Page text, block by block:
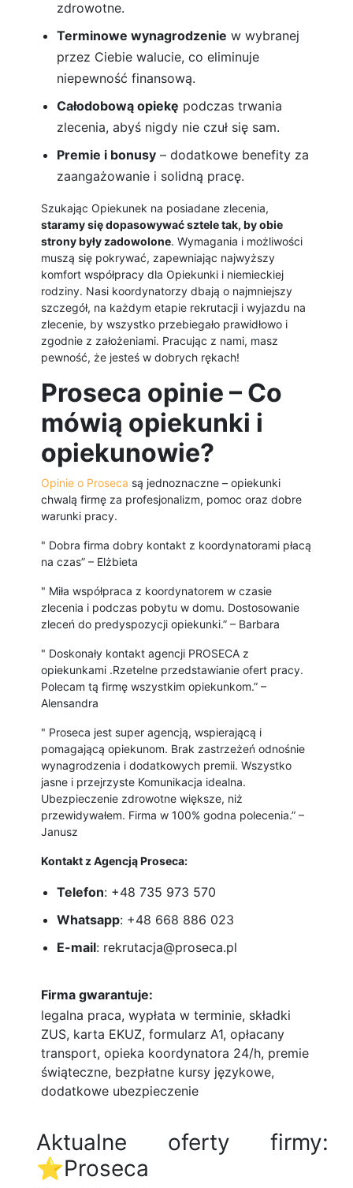
zdrowotne.
Terminowe wynagrodzenie w wybranej
przez Ciebie walucie, co eliminuje
niepewność finansową.
Całodobową opiekę podczas trwania
zlecenia, abyś nigdy nie czuł się sam.
Premie i bonusy – dodatkowe benefity za
zaangażowanie i solidną pracę.
Szukając Opiekunek na posiadane zlecenia,
staramy się dopasowywać sztele tak, by obie
strony były zadowolone. Wymagania i możliwości
muszą się pokrywać, zapewniając najwyższy
komfort współpracy dla Opiekunki i niemieckiej
rodziny. Nasi koordynatorzy dbają o najmniejszy
szczegół, na każdym etapie rekrutacji i wyjazdu na
zlecenie, by wszystko przebiegało prawidłowo i
zgodnie z założeniami. Pracując z nami, masz
pewność, że jesteś w dobrych rękach!
Proseca opinie – Co
mówią opiekunki i
opiekunowie?
Opinie o Proseca są jednoznaczne – opiekunki
chwalą firmę za profesjonalizm, pomoc oraz dobre
warunki pracy.
" Dobra firma dobry kontakt z koordynatorami płacą
na czas” – Elżbieta
" Miła współpraca z koordynatorem w czasie
zlecenia i podczas pobytu w domu. Dostosowanie
zleceń do predyspozycji opiekunki.” – Barbara
" Doskonały kontakt agencji PROSECA z
opiekunkami .Rzetelne przedstawianie ofert pracy.
Polecam tą firmę wszystkim opiekunkom.” –
Alensandra
" Proseca jest super agencją, wspierającą i
pomagającą opiekunom. Brak zastrzeżeń odnośnie
wynagrodzenia i dodatkowych premii. Wszystko
jasne i przejrzyste Komunikacja idealna.
Ubezpieczenie zdrowotne większe, niż
przewidywałem. Firma w 100% godna polecenia.” –
Janusz
Kontakt z Agencją Proseca:
Telefon: +48 735 973 570
Whatsapp: +48 668 886 023
E-mail: rekrutacja@proseca.pl
Firma gwarantuje:
legalna praca, wypłata w terminie, składki
ZUS, karta EKUZ, formularz A1, opłacany
transport, opieka koordynatora 24/h, premie
świąteczne, bezpłatne kursy językowe,
dodatkowe ubezpieczenie
Aktualne oferty firmy:
⭐️Proseca